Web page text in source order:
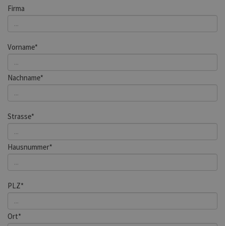
Firma
Vorname*
Nachname*
Strasse*
Hausnummer*
PLZ*
Ort*